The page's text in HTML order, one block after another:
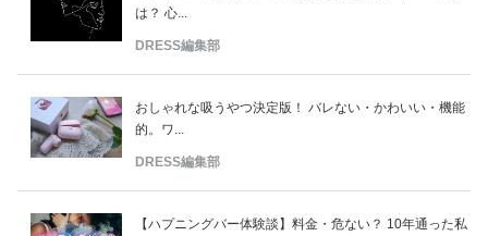
は？ 心...
DRESS編集部
おしゃれな吸うやつ決定版！ バレない・かわいい・機能
的。ワ...
DRESS編集部
【ハプニングバー体験談】料金・危ない？ 10年通った私